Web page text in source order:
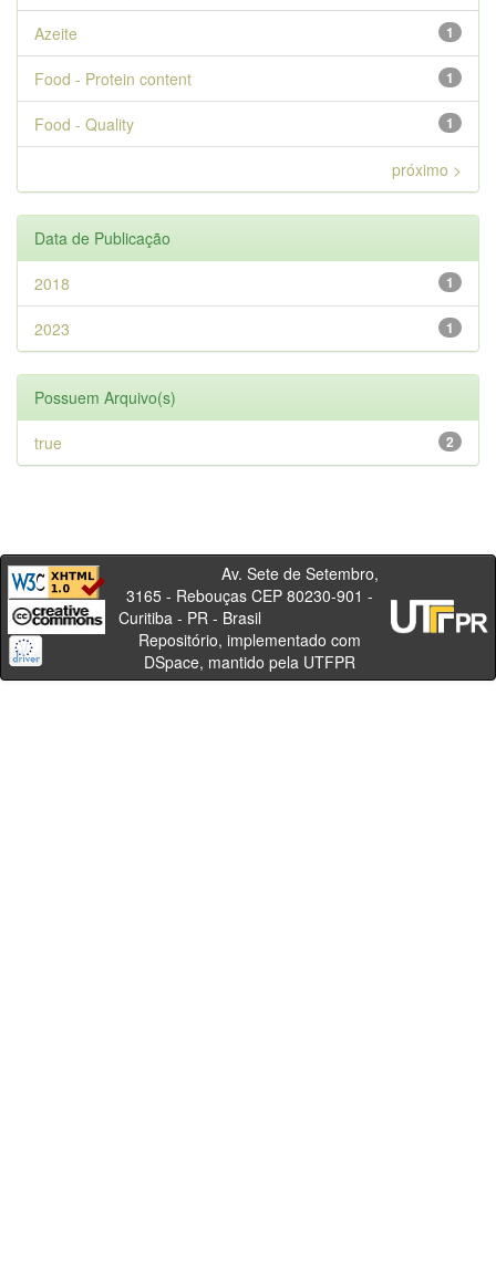
1
Azeite
1
Food - Protein content
1
Food - Quality
próximo >
Data de Publicação
1
2018
1
2023
Possuem Arquivo(s)
2
true
Av. Sete de Setembro,
3165 - Rebouças CEP 80230-901 -
Curitiba - PR - Brasil
Repositório, implementado com
DSpace, mantido pela UTFPR